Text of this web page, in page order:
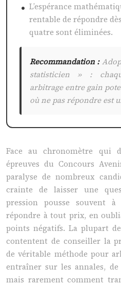
L’espérance
rentable de répondre
quatre sont éliminées.
Recommandation :
statisticien » :
arbitrage entre gain
où ne pas répondre est
Face au chronomètre qui
épreuves du Concours
paralyse de nombreux
crainte de laisser une
pression pousse souvent
répondre à tout prix, en
points négatifs. La plupart
contentent de conseiller la
de véritable méthode pour
entraîner sur les annales,
mais rarement comment